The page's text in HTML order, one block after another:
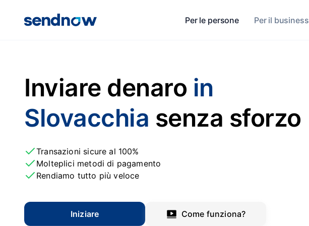
Per le persone Per il business
Inviare denaro in
Slovacchia senza sforzo
Transazioni sicure al 100%
Molteplici metodi di pagamento
Rendiamo tutto più veloce
Iniziare Come funziona?